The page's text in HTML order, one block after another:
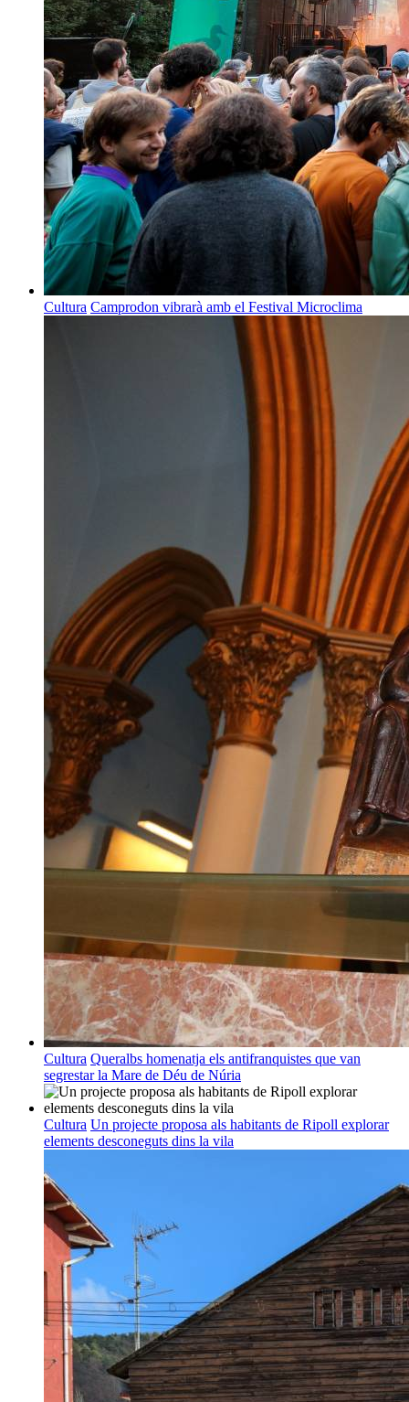
Cultura Camprodon vibrarà amb el Festival Microclima
Cultura Queralbs homenatja els antifranquistes que van
segrestar la Mare de Déu de Núria
Cultura Un projecte proposa als habitants de Ripoll explorar
elements desconeguts dins la vila